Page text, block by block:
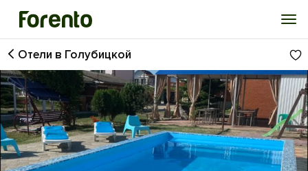
Войти
Избранное
История просмотра
Отели в Голубицкой